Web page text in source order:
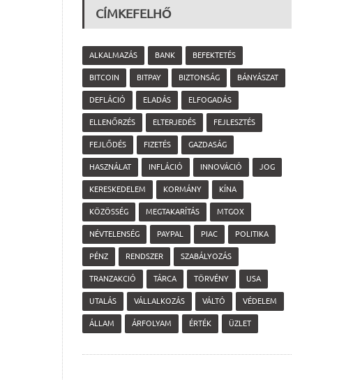
CÍMKEFELHŐ
ALKALMAZÁS BANK BEFEKTETÉS
BITCOIN BITPAY BIZTONSÁG BÁNYÁSZAT
DEFLÁCIÓ ELADÁS ELFOGADÁS
ELLENŐRZÉS ELTERJEDÉS FEJLESZTÉS
FEJLŐDÉS FIZETÉS GAZDASÁG
HASZNÁLAT INFLÁCIÓ INNOVÁCIÓ JOG
KERESKEDELEM KORMÁNY KÍNA
KÖZÖSSÉG MEGTAKARÍTÁS MTGOX
NÉVTELENSÉG PAYPAL PIAC POLITIKA
PÉNZ RENDSZER SZABÁLYOZÁS
TRANZAKCIÓ TÁRCA TÖRVÉNY USA
UTALÁS VÁLLALKOZÁS VÁLTÓ VÉDELEM
ÁLLAM ÁRFOLYAM ÉRTÉK ÜZLET